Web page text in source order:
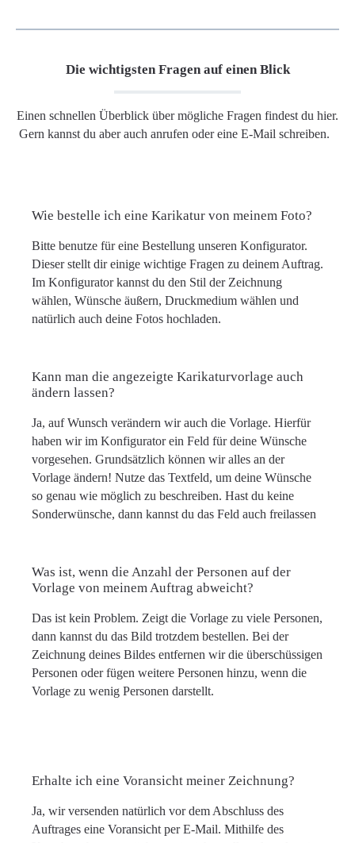
Die wichtigsten Fragen auf einen Blick
Einen schnellen Überblick über mögliche Fragen findest du hier.
Gern kannst du aber auch anrufen oder eine E-Mail schreiben.
Wie bestelle ich eine Karikatur von meinem Foto?
Bitte benutze für eine Bestellung unseren Konfigurator.
Dieser stellt dir einige wichtige Fragen zu deinem Auftrag.
Im Konfigurator kannst du den Stil der Zeichnung
wählen, Wünsche äußern, Druckmedium wählen und
natürlich auch deine Fotos hochladen.
Kann man die angezeigte Karikaturvorlage auch
ändern lassen?
Ja, auf Wunsch verändern wir auch die Vorlage. Hierfür
haben wir im Konfigurator ein Feld für deine Wünsche
vorgesehen. Grundsätzlich können wir alles an der
Vorlage ändern! Nutze das Textfeld, um deine Wünsche
so genau wie möglich zu beschreiben. Hast du keine
Sonderwünsche, dann kannst du das Feld auch freilassen
Was ist, wenn die Anzahl der Personen auf der
Vorlage von meinem Auftrag abweicht?
Das ist kein Problem. Zeigt die Vorlage zu viele Personen,
dann kannst du das Bild trotzdem bestellen. Bei der
Zeichnung deines Bildes entfernen wir die überschüssigen
Personen oder fügen weitere Personen hinzu, wenn die
Vorlage zu wenig Personen darstellt.
Erhalte ich eine Voransicht meiner Zeichnung?
Ja, wir versenden natürlich vor dem Abschluss des
Auftrages eine Voransicht per E-Mail. Mithilfe des